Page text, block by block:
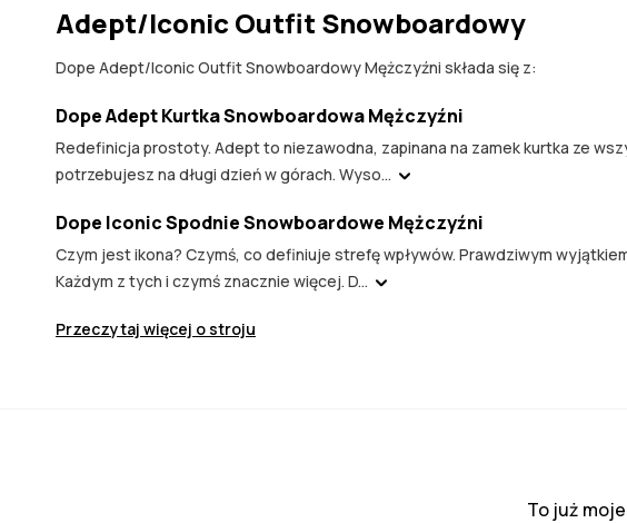
Adept/Iconic Outfit Snowboardowy
Dope Adept/Iconic Outfit Snowboardowy Mężczyźni składa się z:
Dope Adept Kurtka Snowboardowa Mężczyźni
Redefinicja prostoty. Adept to niezawodna, zapinana na zamek kurtka ze
potrzebujesz na długi dzień w górach. Wyso...
Dope Iconic Spodnie Snowboardowe Mężczyźni
Czym jest ikona? Czymś, co definiuje strefę wpływów. Prawdziwym
Każdym z tych i czymś znacznie więcej. D...
Przeczytaj więcej o stroju
To już